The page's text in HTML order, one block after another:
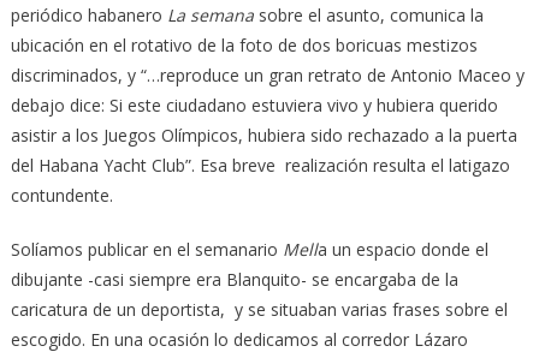
periódico habanero La semanasobre el asunto, comunica la
ubicación en el rotativo de la foto de dos boricuas mestizos
discriminados, y “…reproduce un gran retrato de Antonio Maceo y
debajo dice: Si este ciudadano estuviera vivo y hubiera querido
asistir a los Juegos Olímpicos, hubiera sido rechazado a la puerta
del Habana Yacht Club”. Esa breve realización resulta el latigazo
contundente.
Solíamos publicar en el semanario Mella un espacio donde el
dibujante -casi siempre era Blanquito- se encargaba de la
caricatura de un deportista, y se situaban varias frases sobre el
escogido. En una ocasión lo dedicamos al corredor Lázaro